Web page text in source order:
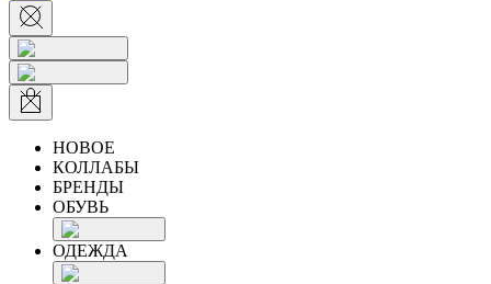
НОВОЕ
КОЛЛАБЫ
БРЕНДЫ
ОБУВЬ
ОДЕЖДА